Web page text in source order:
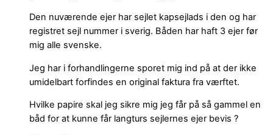
Den nuværende ejer har sejlet kapsejlads i den og har
registret sejl nummer i sverig. Båden har haft 3 ejer før
mig alle svenske.
Jeg har i forhandlingerne sporet mig ind på at der ikke
umidelbart forfindes en original faktura fra værftet.
Hvilke papire skal jeg sikre mig jeg får på så gammel en
båd for at kunne får langturs sejlernes ejer bevis ?